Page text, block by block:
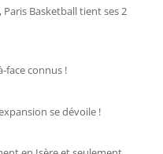
Basketball tient ses 2
face connus !
se dévoile !